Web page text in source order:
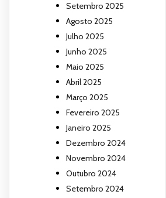
Setembro 2025
Agosto 2025
Julho 2025
Junho 2025
Maio 2025
Abril 2025
Março 2025
Fevereiro 2025
Janeiro 2025
Dezembro 2024
Novembro 2024
Outubro 2024
Setembro 2024